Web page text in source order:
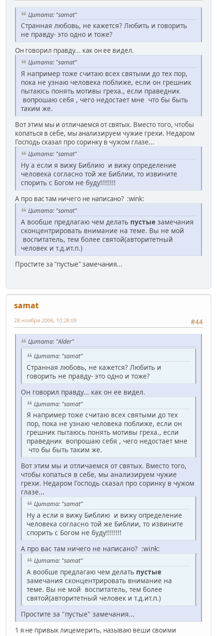
Цитата: "samat"
Странная любовь, не кажется? Любить и говорить
не правду- это одно и тоже?
Он говорил правду... как он ее видел.
Цитата: "samat"
Я например тоже считаю всех святыми до тех пор,
пока не узнаю человека поближе, если он грешник
пытаюсь понять мотивы греха., если праведник
вопрошаю себя , чего недостает мне что бы быть
таким же.
Вот этим мы и отличаемся от святых. Вместо того, чтобы
копаться в себе, мы анализируем чужие грехи. Недаром
Господь сказал про соринку в чужом глазе...
Цитата: "samat"
Ну а если я вижу Библию и вижу определение
человека согласно той же Библии, то извините
спорить с Богом не буду!!!!!!!!
А про вас там ничего не написано? :wink:
Цитата: "samat"
А вообше предлагаю чем делать пустые замечания
сконцентрировать внимание на теме. Вы не мой
воспитатель, тем более святой(авторитетный
человек и т.д.ит.п.)
Простите за "пустые" замечания...
samat
#44
28 ноября 2006, 10:28:09
Цитата: "Alder"
Цитата: "samat"
Странная любовь, не кажется? Любить и
говорить не правду- это одно и тоже?
Он говорил правду... как он ее видел.
Цитата: "samat"
Я например тоже считаю всех святыми до тех
пор, пока не узнаю человека поближе, если он
грешник пытаюсь понять мотивы греха., если
праведник вопрошаю себя , чего недостает мне
что бы быть таким же.
Вот этим мы и отличаемся от святых. Вместо того,
чтобы копаться в себе, мы анализируем чужие
грехи. Недаром Господь сказал про соринку в чужом
глазе...
Цитата: "samat"
Ну а если я вижу Библию и вижу определение
человека согласно той же Библии, то извините
спорить с Богом не буду!!!!!!!!
А про вас там ничего не написано? :wink:
Цитата: "samat"
А вообше предлагаю чем делать пустые
замечания сконцентрировать внимание на
теме. Вы не мой воспитатель, тем более
святой(авторитетный человек и т.д.ит.п.)
Простите за "пустые" замечания...
1 я не привык лицемерить, называю веши своими